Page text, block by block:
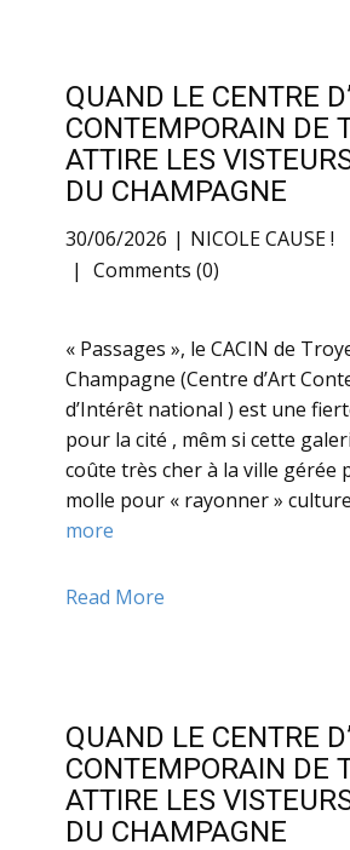
QUAND LE CENTRE
CONTEMPORAIN DE
ATTIRE LES
DU CHAMPAGNE
30/06/2026
NICOLE CAUSE !
Comments (0)
« Passages », le CACIN de
Champagne (Centre d’Art
d’Intérêt national ) est une
pour la cité , mêm si cette
coûte très cher à la ville gérée
molle pour « rayonner »
more
Read More
QUAND LE CENTRE
CONTEMPORAIN DE
ATTIRE LES
DU CHAMPAGNE